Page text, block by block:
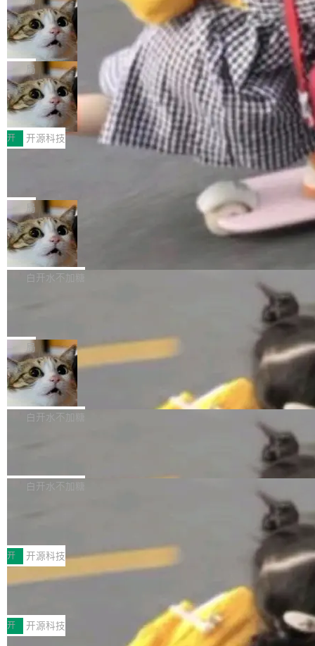
现实 过去两年，CIO们的焦虑清单上多了两项：
一是如何让大模型和智能体应用安全地从PoC走
向生产，二是如何让测试团队跟得上AI应用...
设置，如果用布尔值 + 可空字段来表示——bool
ean 表示是否可切换，nullable 的默认模式、浅
色方案、深色方案——会产生大量无意义的组
合。方案缺了、配置冲突了、全 null 了。要知道
哪些组合有效，作者说，你得靠"文档、校验、或
者部落知识"。 换个写法。Rust 的 enum，两个
变体：Switchable...
个"AI 知识库 + 聊天机器人"——每个大厂都在
做，没什么新鲜的。 但 Kenton Varda 在 Twitte
r 上把事情说清楚了： 今天我们发布了 Cloudfla
re OS，一个带连接器的聊天机器人，跟其他所
有科技公司做的一样。只不过，实际上它不一
样。这是 Sandstorm.io 的重制版，我十年前的
那个创业公司。不同的是，这次它构建在 Cloudf
lare Workers 上——我花了九年时间搭建的平台
——并且深度集成了 AI。这基本上是我十年秘密
Deno 团队开源 Celld，可自托管的分
布式 Durable Objects
Ryan Dahl 领导的 Deno 团队推出了最新开源项
目 Celld，一个能在自己机器上运行 Cloudflare
Workers 和 Durable Objects 的守护进程。 设
计思路很直接：每个对象是一个独立的 SQLite
数据库，按名称寻址，复制到你自己的 S3 兼容
存储库里。节点之间只通过这个存储库协调——
没有控制平面，没有共识协议。每个对象自带一
个小型数据库，应用天然按分片构建，单个数据
库的竞争和爆炸半径问题在设计层面就被消除
了。 闲置的 cell 会休眠到几乎不占资源。当 cel
l 迁移或唤醒时，新宿主从 S3 恢复 SQLite 数据
库继续执行。存储库是持久化的唯一真相...
局
鲁大师7月新机性能/流畅/AI榜：vivo夺
性能、流畅双第一，三星Galaxy Z系列
新折叠缺席
2026年7月的手机市场，由于存储等硬件成本暴
增，手机厂商的日子也不好过啊，新机速度明显
放缓，因此硝烟味淡了许多。新机参数规格除开
高价的三星折叠（三星Galaxy Z Fold8 Ultra / Z
Fold8 / Z Flip8）外，其余要么是中低端机器，
例如iQOO Z11i、REDMI Note 17、REDMI No
te 17 Pro、OPPO K15，要么是vivo X300 E这
样的次旗舰。 Galaxy Z Fold8 Ultra / Z Fold8 /
Z Flip8三款折叠屏新机均在7月22日发布，且全
部搭载骁龙8 Elite Gen5 for Galaxy，它们本该
开 开源科技
Zed 编辑器团队发布了新项目——DeltaDB，一
个在 git commit 之间记录每一次编辑操作的版
本控制系统。目前处于 Early Access 阶段。 De
ltaDB 的核心思路直接写在 landing page 最显
眼的位置：「Software is made between com
mits」——软件是在 commit 之间写出来的。git
是把这段空隙补上。 回退到任何一次编辑：Delt
aDB 捕获 commit 之间的每一次操作，...
局
SpaceXAI 单季资本开支达 183 亿美元
根据风险投资人Tomer Tunguz 博客（VC 分
析）披露的最新分析与第二季度业绩报告，Spac
微软同期总资本开支的四成。 与亚马逊、Alpha
bet、微软以及 Meta 等传统科技巨头相比，Spa
ceXAI的资金消耗速度尤为引人瞩目。然而，支
撑庞大支出的资金来源却呈现出截然不同的面
貌。数据显示，微软和 Meta 主要依托充沛的经
白开水不加糖
一个在终端里运行的编程 agent；Muse Spark
1.2，驱动这个 agent 的新模型。一句话概括：
你可以用 curl -fsSL https://dev.meta.ai/install.
sh | bash 安装一个能在大项目里自动规划、写
代码、验证结果的 AI 终端工具。 据介绍，Muse
个主 agent 循环，外加一组后台 agent。这些后
局
美团开源 LoHoSearch，用知识图谱校
准 AI 能力认知
机器出题的前提，是让机器拥有全局视野。整个
构建流程可以分为四个环节：建图 → 控制难度
白开水不加糖
库，并将作为transport接入Mooncake TENT。
MPComm将作为一种传输引擎接入Mooncake T
ENT，实现零拷贝传输性能提升30%、非零拷贝
传输性能最高提升5倍。UCL-MPComm底层基
于自研UCL-Engine通信引擎，后续腾讯网平将
持续开源更多基于UCL-Engine的高性能通信组
件。 腾讯网平团队在UCL-MPComm中实现了一
白开水不加糖
型案例入选名单》，深信服“面向企业研发场景的
开源 AI 编程平台 CoStrict 应用”凭借卓越的技术
创新与落地成效成功入选。 全链路私有化部署，
助力企业AI研发安全落地 当前，越来越多企业已
经开始引入 AI Coding 工具，通过调用公有云模
型或企业内部部署模型提升研发效率。但随着 AI
开 开源科技
深信服AI算力网关入选工信部人工智能
前不久，工业和信息化部正式发布《2025年人工
智能应用典型案例名单》，集中展示人工智能在
各领域的应用成果，覆盖技术底座、行业赋能、
开 开源科技